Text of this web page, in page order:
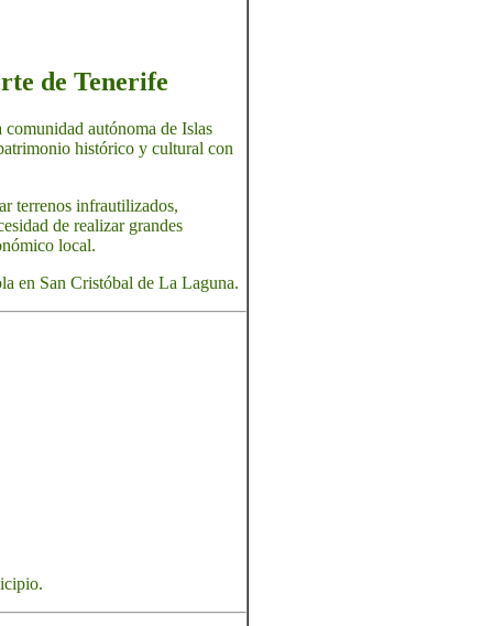
de Tenerife
autónoma de Islas
histórico y cultural con
terrenos infrautilizados,
de realizar grandes
local.
en San Cristóbal de La Laguna.